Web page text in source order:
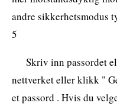
andre sikkerhetsmodus
5
Skriv inn passordet
nettverket eller klikk "
et passord . Hvis du